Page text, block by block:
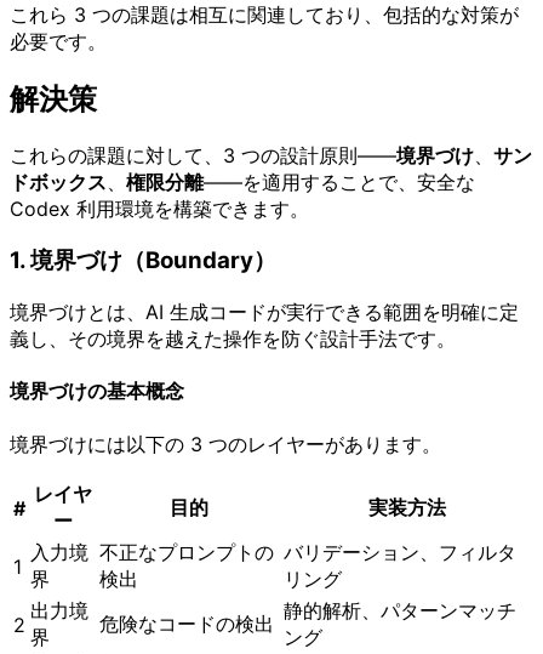
これら 3 つの課題は相互に関連しており、包括的な対策が
必要です。
解決策
これらの課題に対して、3 つの設計原則——境界づけ
サン
ドボックス
権限分離——を適用することで、安全な
Codex 利用環境を構築できます。
1. 境界づけ（Boundary）
境界づけとは、AI 生成コードが実行できる範囲を明確に定
義し、その境界を越えた操作を防ぐ設計手法です。
境界づけの基本概念
境界づけには以下の 3 つのレイヤーがあります。
#
レイヤ
ー
目的 実装方法
1
入力境
界
不正なプロンプトの
検出
バリデーション、フィルタ
リング
2
出力境
界
危険なコードの検出
静的解析、パターンマッチ
ング